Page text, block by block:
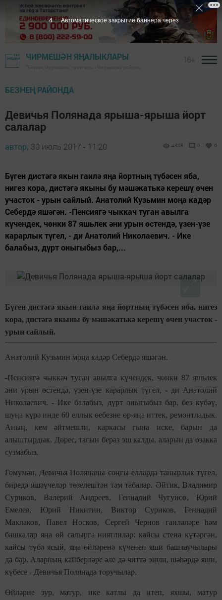
ЧИРМЕШӘН ЯҢАЛЫКЛАРЫ
БЕЗНЕҢ РАЙОНДА
Девичья Полянада ярыша-ярыша йорт
салалар
автор, 30 июль 2017 - 11:20 4308 0 0
Бүген дистәгә якын гаилә яңа йортның түбәсен яба,
нигез кора, дистәгә якыны бу мәшәкатькә керешү өчен
участок - урын сайлый. Анатолий Кузьмин моңа кадәр
Себердә яшәгән. -Пенсиягә чыккач туган авылга
күчендек, чөнки 87 яшьлек әни урын өстендә, үзен-үзе
карарлык түгел, - ди Анатолий Николаевич. - Ике
балабыз, дүрт оныгыбыз бар,...
Бүген дистәгә якын гаилә яңа йортның түбәсен яба, нигез
кора, дистәгә якыны бу мәшәкатькә керешү өчен участок -
урын сайлый.
Анатолий Кузьмин моңа кадәр Себердә яшәгән.
-Пенсиягә чыккач туган авылга күчендек, чөнки 87 яшьлек
әни урын өстендә, үзен-үзе карарлык түгел, - ди Анатолий
Николаевич. - Ике балабыз, дүрт оныгыбыз бар, без күбәү,
шуңа күрә инде 60 еллык өебезне өр-яңа иттек, ремонтладык.
Аның, кем әйтмешли, каркасы гына иске, барын да
алыштырдык. Дөрес, тагын бераз эш калды, аларын да озакка
сузмабыз.
Гомумән, Девичья Полянаны соңгы елларда танырлык түгел,
биредә яшәүчеләр төзелештән тәм табалар. Әйтик, Владимир
Суриков, Валерий Андреев, Геннадий Чугунов, Юрий
Емелев, Юрий Никитин, Виктор Суриков, Геннадий
Маклаков, Павел Носков, Сергей Чернов гаиләләре һәм
башкалар яңа өй салырга ниятлиләр: кайсы стена күтәргән,
кайсы түбә ясый, яңа өйләренә күченеп яши башлаучылары
да бар. Аларның кайберләре әле дә читтә эшли, шәһәрдә яши,
күбесе - Девичья Полянада торучылар.
Өйләрне зур, матур, ике катлы да итеп, яхшы, матур
3 Автоматическое закрытие баннера через